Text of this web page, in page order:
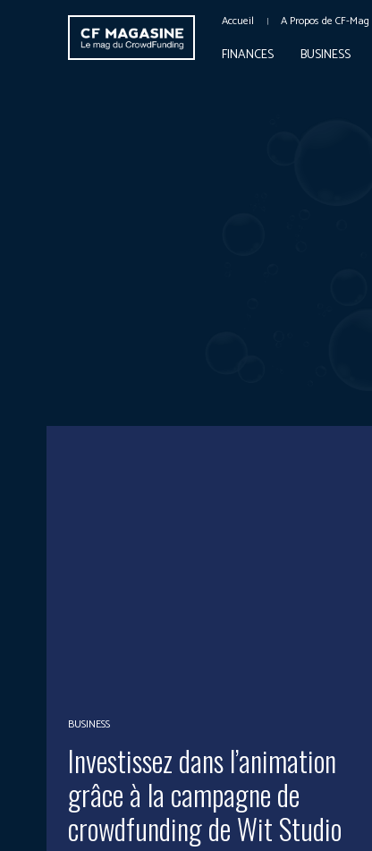
Accueil A Propos de CF-Mag
FINANCES BUSINESS
BUSINESS
Investissez dans l’animation
grâce à la campagne de
crowdfunding de Wit Studio